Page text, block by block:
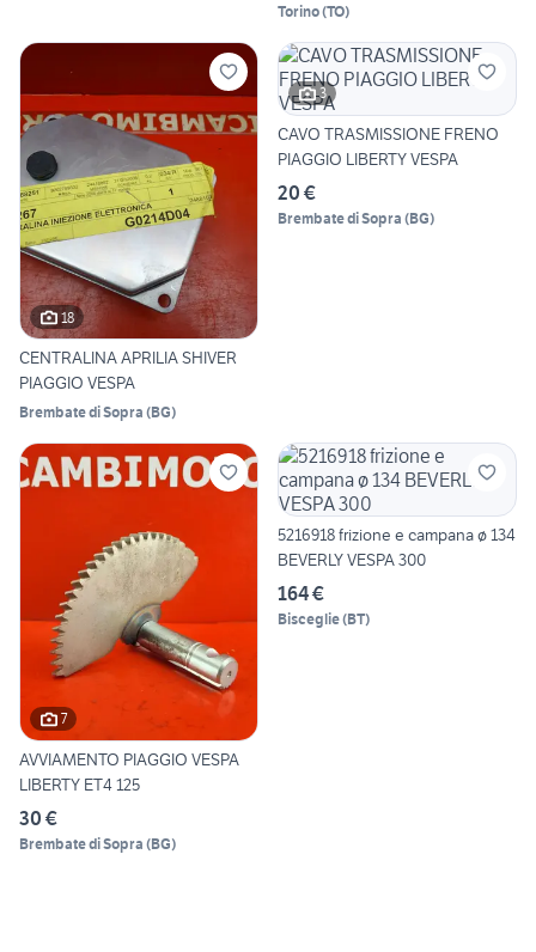
Torino(TO)
18
CENTRALINA APRILIA SHIVER
PIAGGIO VESPA
Brembate di Sopra (BG)
3
CAVO TRASMISSIONE FRENO
PIAGGIO LIBERTY VESPA
20 €
Brembate di Sopra (BG)
7
AVVIAMENTO PIAGGIO VESPA
LIBERTY ET4 125
30 €
Brembate di Sopra (BG)
5216918 frizione e campana ø 134
BEVERLY VESPA 300
164 €
Bisceglie(BT)